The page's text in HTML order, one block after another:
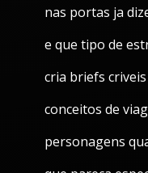
nas portas ja
e que tipo de
cria briefs
conceitos de
personagens